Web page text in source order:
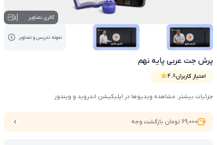
گالری تصاویر 1
عکس کاور نمونه تدریس
نمونه تدریس‌ و تصاویر
پرش جت عربی پایه نهم
امتیاز کاربران4.8
جزئیات بیشتر: مشاهده ویدیوها در اپلیکیشن اندروید و ویندوز
69,000 تومان بازگشت وجه